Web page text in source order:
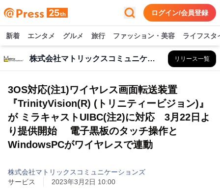
ログイン/会員登録
新着 エンタメ グルメ 旅行 ファッション・美容 ライフスタ
株式会社マトリックスコミュニケーションズ リリース一覧
3OS対応(注1)ワイヤレス画面転送装置
『TrinityVision(R) (トリニティービジョン)』
が ミラキャストUIBC(注2)に対応 3月22日よ
り提供開始 電子黒板のタッチ操作と
WindowsPCがワイヤレスで連動
株式会社マトリックスコミュニケーションズ
サービス
2023年3月2日 10:00